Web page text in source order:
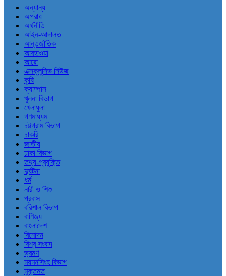
অন্যান্য
অপরাধ
অর্থনীতি
আইন-আদালত
আন্তর্জাতিক
আবহাওয়া
আরো
এক্সক্লুসিভ নিউজ
কৃষি
ক্যাম্পাস
খুলনা বিভাগ
খেলাধুলা
গণমাধ্যম
চট্টগ্রাম বিভাগ
চাকরি
জাতীয়
ঢাকা বিভাগ
তথ্য-প্রযুক্তি
দুর্ঘটনা
ধর্ম
নারী ও শিশু
প্রবাস
বরিশাল বিভাগ
বাণিজ্য
বাংলাদেশ
বিনোদন
বিশ্ব সংবাদ
ভ্রমণ
ময়মনসিংহ বিভাগ
মুক্তমত